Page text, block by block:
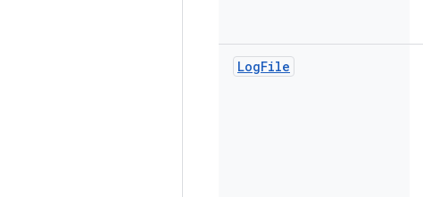
LogFile